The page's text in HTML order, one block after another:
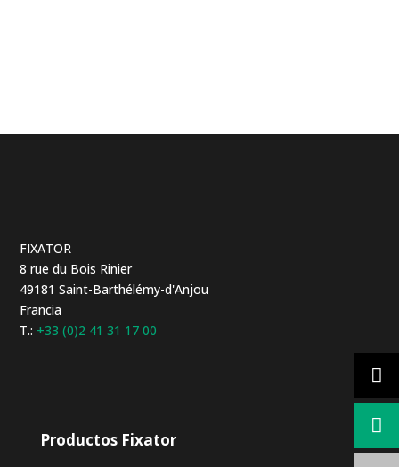
FIXATOR
8 rue du Bois Rinier
49181 Saint-Barthélémy-d'Anjou
Francia
T.: +33 (0)2 41 31 17 00
Productos Fixator